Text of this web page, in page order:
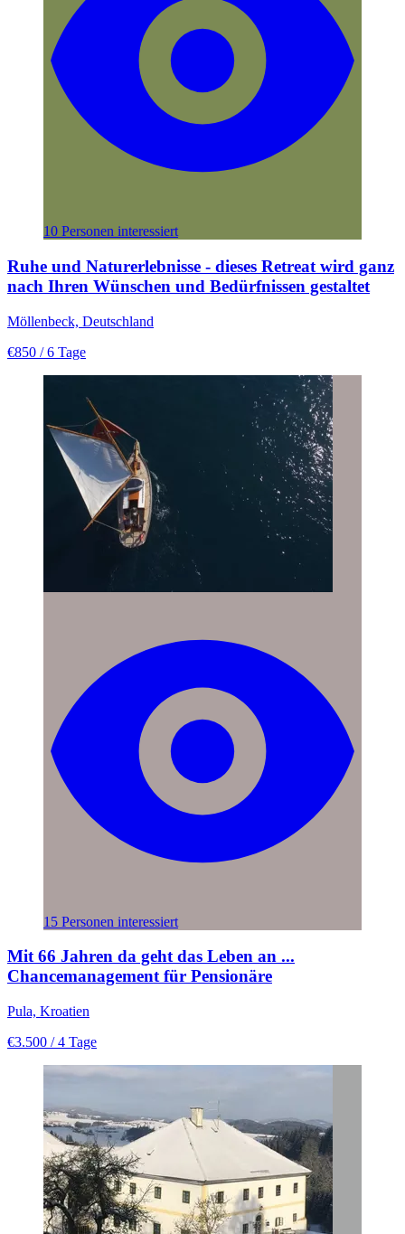
10 Personen interessiert
Ruhe und Naturerlebnisse - dieses Retreat wird ganz
nach Ihren Wünschen und Bedürfnissen gestaltet
Möllenbeck, Deutschland
€850 / 6 Tage
15 Personen interessiert
Mit 66 Jahren da geht das Leben an ...
Chancemanagement für Pensionäre
Pula, Kroatien
€3.500 / 4 Tage